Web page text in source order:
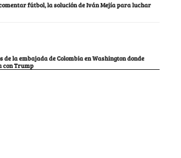
fútbol, la solución de Iván Mejía para luchar
de la embajada de Colombia en Washington donde
con Trump